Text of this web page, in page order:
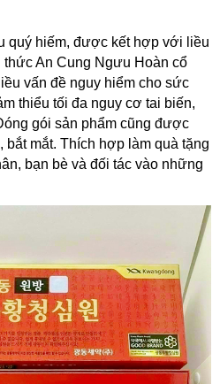
quý hiếm, được kết hợp với liều
thức An Cung Ngưu Hoàn cổ
vấn đề nguy hiểm cho sức
thiểu tối đa nguy cơ tai biến,
gói sản phẩm cũng được
bắt mắt. Thích hợp làm quà tặng
bạn bè và đối tác vào những